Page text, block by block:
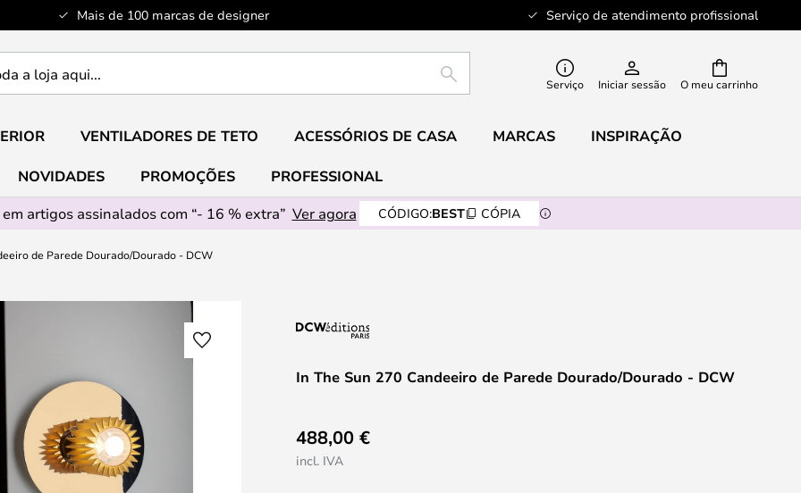
Mais de 100 marcas de designer Serviço de atendimento profissional
O meu carrinho
PESQUISAR Serviço Iniciar sessão
VENTILADORES DE TETO ACESSÓRIOS DE CASA MARCAS INSPIRAÇÃO
NOVIDADES PROMOÇÕES
PROFESSIONAL
artigos assinalados com “- 16 % extra” Ver agora CÓDIGO:BEST CÓPIA
de Parede Dourado/Dourado - DCW
In The Sun 270 Candeeiro de Parede Dourado/Dourado - DCW
488,00 €
incl. IVA